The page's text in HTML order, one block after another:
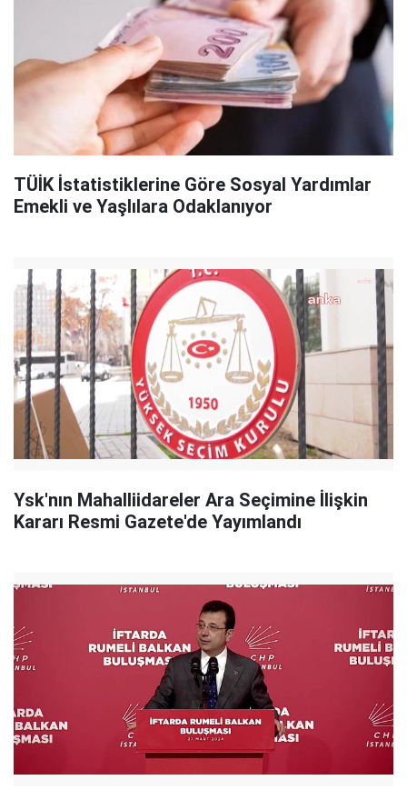
TÜİK İstatistiklerine Göre Sosyal Yardımlar
Emekli ve Yaşlılara Odaklanıyor
Ysk'nın Mahalliidareler Ara Seçimine İlişkin
Kararı Resmi Gazete'de Yayımlandı